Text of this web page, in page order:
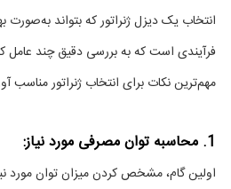
راهنمای
انتخاب
دیزل
مناسب
انتخاب یک دیزل ژنراتور که بتواند به‌صورت
فرآیندی است که به بررسی دقیق چند عامل
مهم‌ترین نکات برای انتخاب ژنراتور مناسب
1. محاسبه توان مصرفی مورد نیاز:
اولین گام، مشخص کردن میزان توان مورد